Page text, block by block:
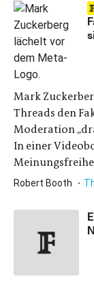
Mark
Threads den
Moderation
In einer
Robert Booth